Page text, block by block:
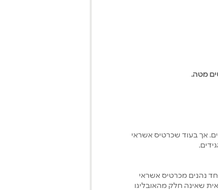
אך בעוד שכרטיס אשראי
נהנים מכרטיס אשראי
שאינה חלק מהאובליגו